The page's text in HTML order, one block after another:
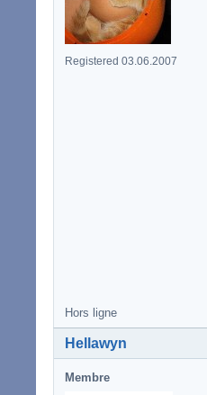
Registered 03.06.2007
Hors ligne
Hellawyn
Membre